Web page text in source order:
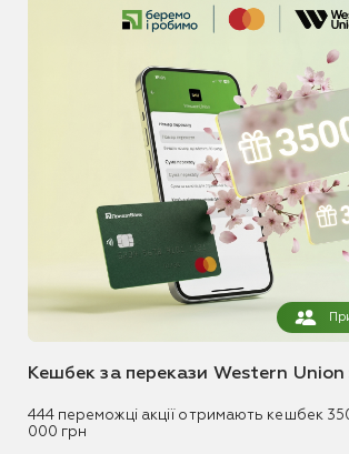
Кешбек за перекази Western
444 переможці акції отримають кешбек
000 грн